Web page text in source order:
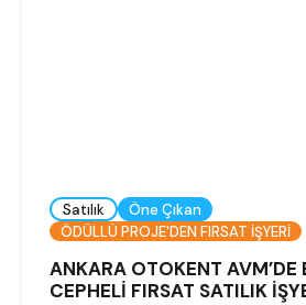
Satılık
Öne Çıkan
ÖDÜLLÜ PROJE'DEN FIRSAT İŞYERİ
ANKARA OTOKENT AVM’DE
CEPHELİ FIRSAT SATILIK